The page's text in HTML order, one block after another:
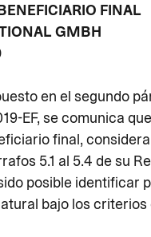
FINAL
GMBH
en el segundo
EF, se comunica
final,
5.1 al 5.4 de su
posible
bajo los